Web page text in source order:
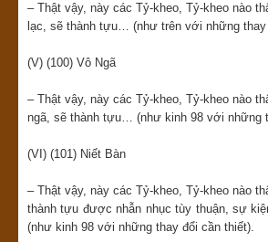
– Thật vậy, này các Tỷ-kheo, Tỷ-kheo nào
lạc, sẽ thành tựu… (như trên với những thay
(V) (100) Vô Ngã
– Thật vậy, này các Tỷ-kheo, Tỷ-kheo nào
ngã, sẽ thành tựu… (như kinh 98 với những
(VI) (101) Niết Bàn
– Thật vậy, này các Tỷ-kheo, Tỷ-kheo nào
thành tựu được nhẫn nhục tùy thuận, sự
(như kinh 98 với những thay đổi cần thiết).